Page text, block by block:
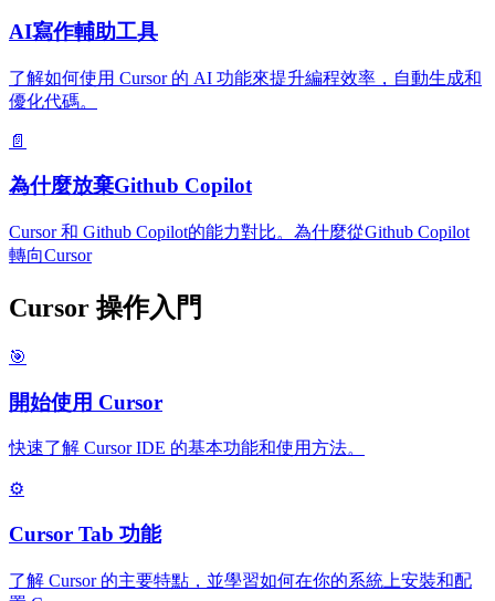
AI寫作輔助工具
了解如何使用 Cursor 的 AI 功能來提升編程效率，自動生成和
優化代碼。
📄
為什麼放棄Github Copilot
Cursor 和 Github Copilot的能力對比。為什麼從Github Copilot
轉向Cursor
Cursor 操作入門
🎯
開始使用 Cursor
快速了解 Cursor IDE 的基本功能和使用方法。
⚙️
Cursor Tab 功能
了解 Cursor 的主要特點，並學習如何在你的系統上安裝和配